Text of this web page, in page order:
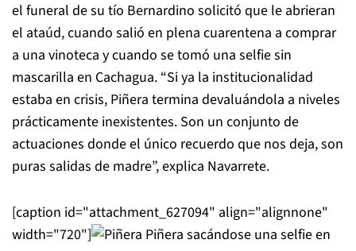
el funeral de su tío Bernardino solicitó que le abrieran
el ataúd, cuando salió en plena cuarentena a comprar
a una vinoteca y cuando se tomó una selfie sin
mascarilla en Cachagua. “Si ya la institucionalidad
estaba en crisis, Piñera termina devaluándola a niveles
prácticamente inexistentes. Son un conjunto de
actuaciones donde el único recuerdo que nos deja, son
puras salidas de madre”, explica Navarrete.
[caption id="attachment_627094" align="alignnone"
width="720"]
Piñera sacándose una selfie en